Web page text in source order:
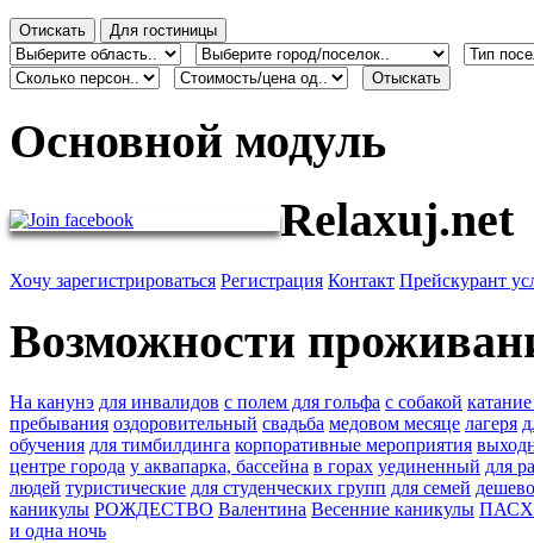
Основной модуль
Relaxuj.net
Хочу зарегистрироваться Регистрация Контакт Прейскурант
Возможности
На канунэ для инвалидов с полем для гольфа с собакой
пребывания оздоровительный свадьба медовом месяце лагеря
обучения для тимбилдинга корпоративные мероприятия
центре города у аквапарка, бассейна в горах уединенный для
людей туристические для студенческих групп для семей дешево
каникулы РОЖДЕСТВО Валентина Весенние каникулы
и одна ночь